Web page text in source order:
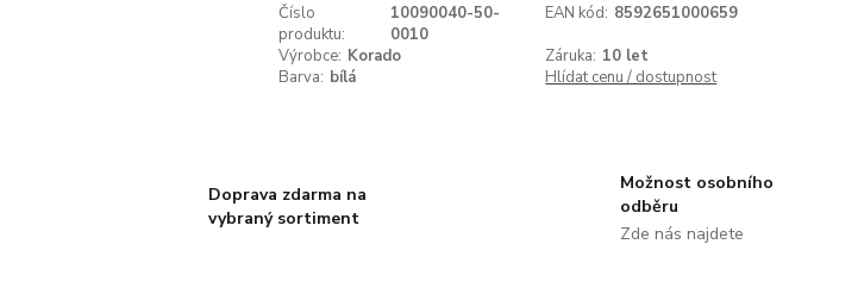
Číslo
produktu:
10090040-50-
0010
EAN kód: 8592651000659
Výrobce: Korado Záruka: 10 let
Barva: bílá Hlídat cenu / dostupnost
Doprava zdarma na
vybraný sortiment
Možnost osobního
odběru
Zde nás najdete